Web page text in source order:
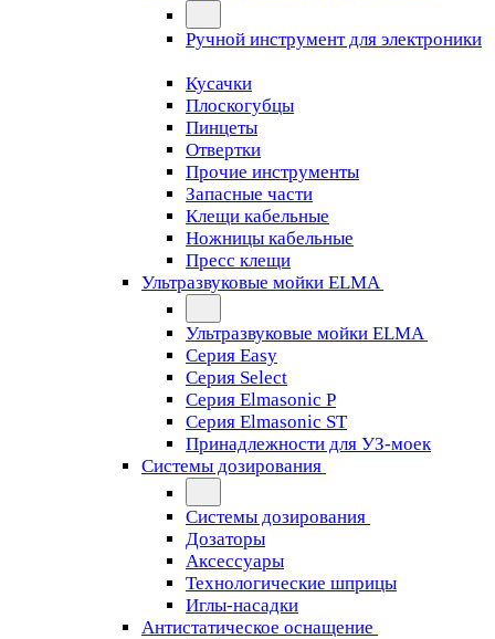
Ручной инструмент для электроники
Кусачки
Плоскогубцы
Пинцеты
Отвертки
Прочие инструменты
Запасные части
Клещи кабельные
Ножницы кабельные
Пресс клещи
Ультразвуковые мойки ELMA
Ультразвуковые мойки ELMA
Серия Easy
Серия Select
Серия Elmasonic P
Серия Elmasonic ST
Принадлежности для УЗ-моек
Системы дозирования
Системы дозирования
Дозаторы
Аксессуары
Технологические шприцы
Иглы-насадки
Антистатическое оснащение